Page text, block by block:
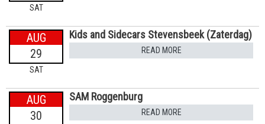
SAT
AUG
29
SAT
Kids and Sidecars Stevensbeek (Zaterdag)
READ MORE
AUG
30
SAM Roggenburg
READ MORE